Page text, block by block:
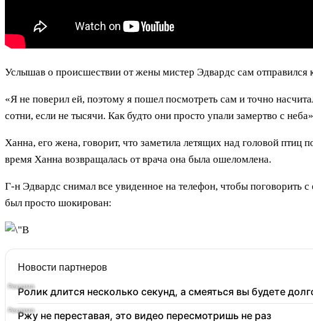
Услышав о происшествии от жены мистер Эдвардс сам отправился
«Я не поверил ей, поэтому я пошел посмотреть сам и точно
сотни, если не тысячи. Как будто они просто упали замертво с
Ханна, его жена, говорит, что заметила летящих над головой
время Ханна возвращалась от врача она была ошеломлена.
Г-н Эдвардс снимал все увиденное на телефон, чтобы поговорить
был просто шокирован:
Новости партнеров
Ролик длится несколько секунд, а смеяться вы будете
Ржу не переставая, это видео пересмотришь не раз